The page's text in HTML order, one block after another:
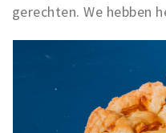
gerechten. We hebben